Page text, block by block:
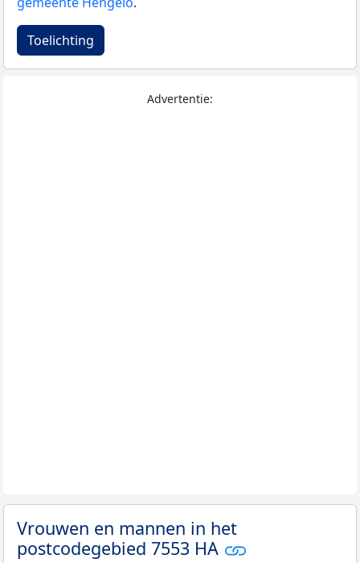
Toelichting
Advertentie:
Vrouwen en mannen in het
postcodegebied 7553 HA